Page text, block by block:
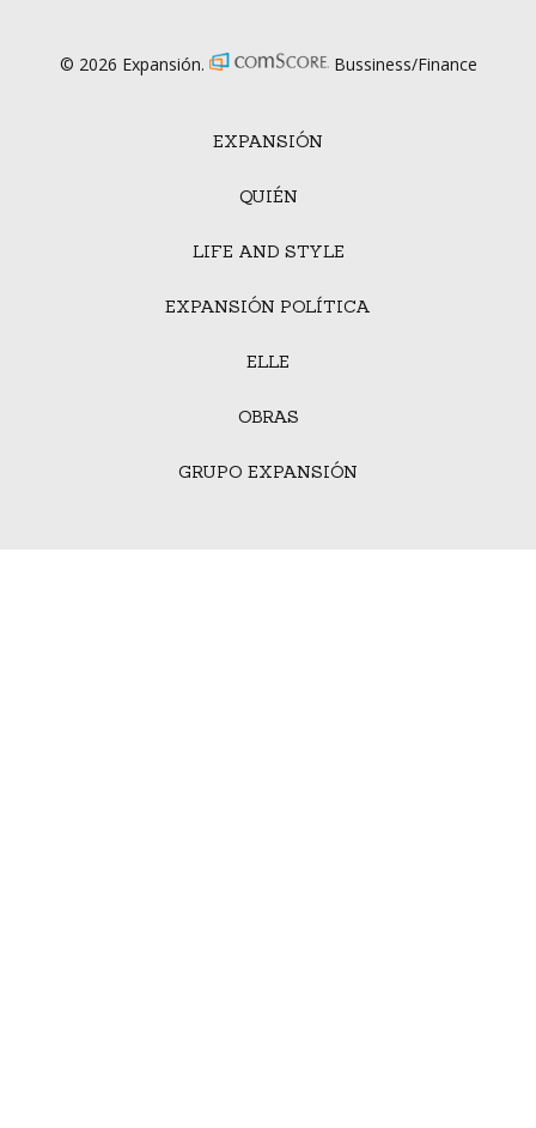
EXPANSIÓN
QUIÉN
LIFE AND STYLE
EXPANSIÓN POLÍTICA
ELLE
OBRAS
GRUPO EXPANSIÓN
© 2026 Expansión. Bussiness/Finance